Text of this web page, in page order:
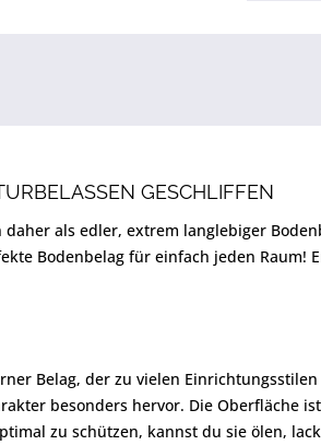
GESCHLIFFEN
als edler, extrem langlebiger
Bodenbelag für einfach jeden
Belag, der zu vielen
besonders hervor. Die Oberfläche
zu schützen, kannst du sie ölen,